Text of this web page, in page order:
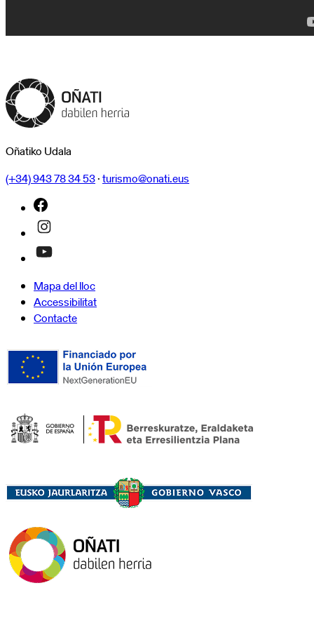
Oñatiko Udala
(+34) 943 78 34 53·turismo@onati.eus
Mapa del lloc
Accessibilitat
Contacte